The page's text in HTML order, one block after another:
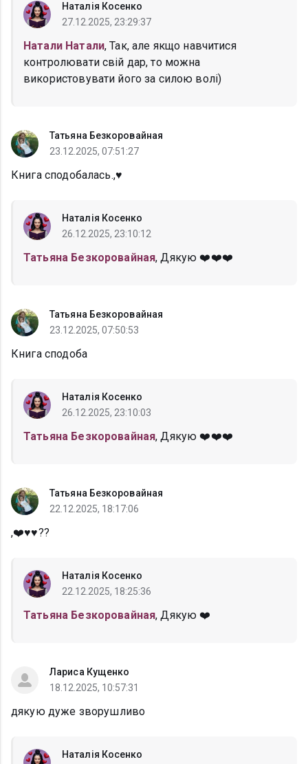
Наталія Косенко
27.12.2025, 23:29:37
Натали Натали, Так, але якщо навчитися
контролювати свій дар, то можна
використовувати його за силою волі)
Татьяна Безкоровайная
23.12.2025, 07:51:27
Книга сподобалась.,♥️
Наталія Косенко
26.12.2025, 23:10:12
Татьяна Безкоровайная, Дякую ❤️❤️❤️
Татьяна Безкоровайная
23.12.2025, 07:50:53
Книга сподоба
Наталія Косенко
26.12.2025, 23:10:03
Татьяна Безкоровайная, Дякую ❤️❤️❤️
Татьяна Безкоровайная
22.12.2025, 18:17:06
,❤️♥️♥️??
Наталія Косенко
22.12.2025, 18:25:36
Татьяна Безкоровайная, Дякую ❤️
Лариса Кущенко
18.12.2025, 10:57:31
дякую дуже зворушливо
Наталія Косенко